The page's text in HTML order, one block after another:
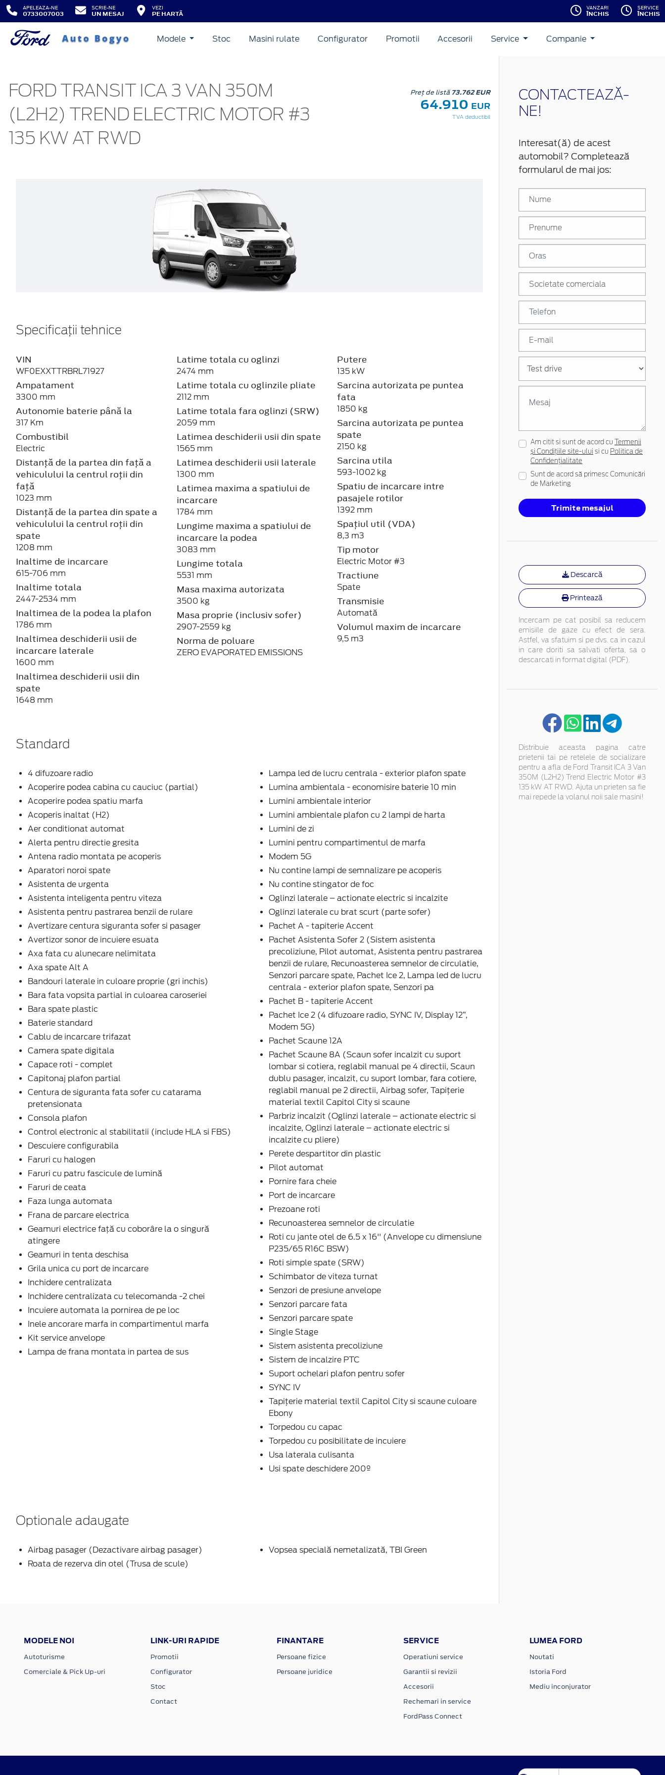
APELEAZA-NE
0733007003
SCRIE-NE
UN MESAJ
VEZI
PE HARTĂ
VANZARI
ÎNCHIS
SERVICE
ÎNCHIS
Modele Stoc Masini rulate Configurator Promotii Accesorii Service Companie
FORD TRANSIT ICA 3 VAN 350M
(L2H2) TREND ELECTRIC MOTOR #3
135 KW AT RWD
Preț de listă 73.762 EUR
64.910 EUR
TVA deductibil
Specificații tehnice
VIN
WF0EXXTTRBRL71927
Ampatament
3300 mm
Autonomie baterie până la
317 Km
Combustibil
Electric
Distanță de la partea din față a
vehiculului la centrul roții din
față
1023 mm
Distanță de la partea din spate a
vehiculului la centrul roții din
spate
1208 mm
Inaltime de incarcare
615-706 mm
Inaltime totala
2447-2534 mm
Inaltimea de la podea la plafon
1786 mm
Inaltimea deschiderii usii de
incarcare laterale
1600 mm
Inaltimea deschiderii usii din
spate
1648 mm
Latime totala cu oglinzi
2474 mm
Latime totala cu oglinzile pliate
2112 mm
Latime totala fara oglinzi (SRW)
2059 mm
Latimea deschiderii usii din spate
1565 mm
Latimea deschiderii usii laterale
1300 mm
Latimea maxima a spatiului de
incarcare
1784 mm
Lungime maxima a spatiului de
incarcare la podea
3083 mm
Lungime totala
5531 mm
Masa maxima autorizata
3500 kg
Masa proprie (inclusiv sofer)
2907-2559 kg
Norma de poluare
ZERO EVAPORATED EMISSIONS
Putere
135 kW
Sarcina autorizata pe puntea
fata
1850 kg
Sarcina autorizata pe puntea
spate
2150 kg
Sarcina utila
593-1002 kg
Spatiu de incarcare intre
pasajele rotilor
1392 mm
Spațiul util (VDA)
8,3 m3
Tip motor
Electric Motor #3
Tractiune
Spate
Transmisie
Automată
Volumul maxim de incarcare
9,5 m3
Standard
4 difuzoare radio
Acoperire podea cabina cu cauciuc (partial)
Acoperire podea spatiu marfa
Acoperis inaltat (H2)
Aer conditionat automat
Alerta pentru directie gresita
Antena radio montata pe acoperis
Aparatori noroi spate
Asistenta de urgenta
Asistenta inteligenta pentru viteza
Asistenta pentru pastrarea benzii de rulare
Avertizare centura siguranta sofer si pasager
Avertizor sonor de incuiere esuata
Axa fata cu alunecare nelimitata
Axa spate Alt A
Bandouri laterale in culoare proprie (gri inchis)
Bara fata vopsita partial in culoarea caroseriei
Bara spate plastic
Baterie standard
Cablu de incarcare trifazat
Camera spate digitala
Capace roti - complet
Capitonaj plafon partial
Centura de siguranta fata sofer cu catarama
pretensionata
Consola plafon
Control electronic al stabilitatii (include HLA si FBS)
Descuiere configurabila
Faruri cu halogen
Faruri cu patru fascicule de lumină
Faruri de ceata
Faza lunga automata
Frana de parcare electrica
Geamuri electrice faţă cu coborâre la o singură
atingere
Geamuri in tenta deschisa
Grila unica cu port de incarcare
Inchidere centralizata
Inchidere centralizata cu telecomanda -2 chei
Incuiere automata la pornirea de pe loc
Inele ancorare marfa in compartimentul marfa
Kit service anvelope
Lampa de frana montata in partea de sus
Lampa led de lucru centrala - exterior plafon spate
Lumina ambientala - economisire baterie 10 min
Lumini ambientale interior
Lumini ambientale plafon cu 2 lampi de harta
Lumini de zi
Lumini pentru compartimentul de marfa
Modem 5G
Nu contine lampi de semnalizare pe acoperis
Nu contine stingator de foc
Oglinzi laterale – actionate electric si incalzite
Oglinzi laterale cu brat scurt (parte sofer)
Pachet A - tapiterie Accent
Pachet Asistenta Sofer 2 (Sistem asistenta
precoliziune, Pilot automat, Asistenta pentru pastrarea
benzii de rulare, Recunoasterea semnelor de circulatie,
Senzori parcare spate, Pachet Ice 2, Lampa led de lucru
centrala - exterior plafon spate, Senzori pa
Pachet B - tapiterie Accent
Pachet Ice 2 (4 difuzoare radio, SYNC IV, Display 12”,
Modem 5G)
Pachet Scaune 12A
Pachet Scaune 8A (Scaun sofer incalzit cu suport
lombar si cotiera, reglabil manual pe 4 directii, Scaun
dublu pasager, incalzit, cu suport lombar, fara cotiere,
reglabil manual pe 2 directii, Airbag sofer, Tapițerie
material textil Capitol City si scaune
Parbriz incalzit (Oglinzi laterale – actionate electric si
incalzite, Oglinzi laterale – actionate electric si
incalzite cu pliere)
Perete despartitor din plastic
Pilot automat
Pornire fara cheie
Port de incarcare
Prezoane roti
Recunoasterea semnelor de circulatie
Roti cu jante otel de 6.5 x 16'' (Anvelope cu dimensiune
P235/65 R16C BSW)
Roti simple spate (SRW)
Schimbator de viteza turnat
Senzori de presiune anvelope
Senzori parcare fata
Senzori parcare spate
Single Stage
Sistem asistenta precoliziune
Sistem de incalzire PTC
Suport ochelari plafon pentru sofer
SYNC IV
Tapițerie material textil Capitol City si scaune culoare
Ebony
Torpedou cu capac
Torpedou cu posibilitate de incuiere
Usa laterala culisanta
Usi spate deschidere 200º
Optionale adaugate
Airbag pasager (Dezactivare airbag pasager)
Roata de rezerva din otel (Trusa de scule)
Vopsea specială nemetalizată, TBI Green
CONTACTEAZĂ-
NE!
Interesat(ă) de acest
automobil? Completează
formularul de mai jos:
Am citit si sunt de acord cu
Termenii
și Condițiile site-ului si cu Politica de
Confidențialitate
Sunt de acord să primesc Comunicări
de Marketing
Trimite mesajul
Descarcă
Printează
Incercam pe cat posibil sa reducem
emisiile de gaze cu efect de sera.
Astfel, va sfatuim si pe dvs. ca in cazul
in care doriti sa salvati oferta, sa o
descarcati in format digital (PDF).
Distribuie aceasta pagina catre
prietenii tai pe retelele de socializare
pentru a afla de Ford Transit ICA 3 Van
350M (L2H2) Trend Electric Motor #3
135 kW AT RWD. Ajuta un prieten sa fie
mai repede la volanul noii sale masini!
MODELE NOI
Autoturisme
Comerciale & Pick Up-uri
LINK-URI RAPIDE
Promotii
Configurator
Stoc
Contact
FINANTARE
Persoane fizice
Persoane juridice
SERVICE
Operatiuni service
Garantii si revizii
Accesorii
Rechemari in service
FordPass Connect
LUMEA FORD
Noutati
Istoria Ford
Mediu inconjurator